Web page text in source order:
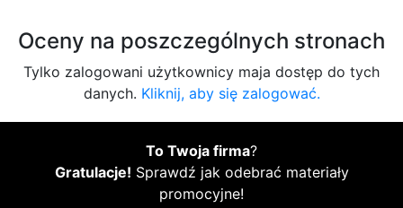
Oceny na poszczególnych stronach
Tylko zalogowani użytkownicy maja dostęp do tych
danych. Kliknij, aby się zalogować.
To Twoja firma?
Gratulacje! Sprawdź jak odebrać materiały
promocyjne!